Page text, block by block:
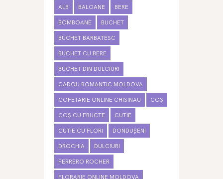
ALB BALOANE BERE
BOMBOANE BUCHET
BUCHET BARBATESC
BUCHET CU BERE
BUCHET DIN DULCIURI
CADOU ROMANTIC MOLDOVA
COFETARIE ONLINE CHISINAU COȘ
COȘ CU FRUCTE CUTIE
CUTIE CU FLORI DONDUȘENI
DROCHIA DULCIURI
FERRERO ROCHER
FLORARIE ONLINE MOLDOVA